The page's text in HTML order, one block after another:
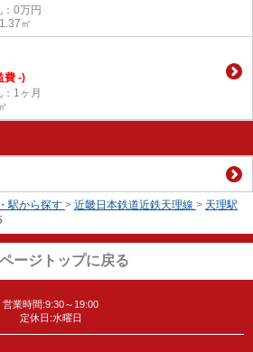
0万円
㎡
費 -)
1ヶ月
駅から探す > 近畿日本鉄道近鉄天理線 > 天理駅
ページトップに戻る
営業時間:9:30～19:00
定休日:水曜日